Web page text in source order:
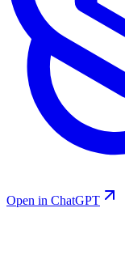
Open in ChatGPT